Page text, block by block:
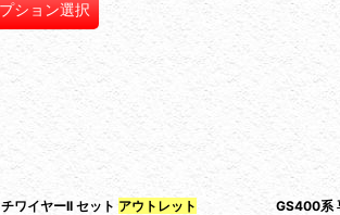
ション選択
ワイヤーII セット アウトレット
GS400系